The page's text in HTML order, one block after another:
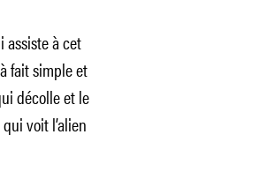
assiste à cet
fait simple et
décolle et le
voit l’alien